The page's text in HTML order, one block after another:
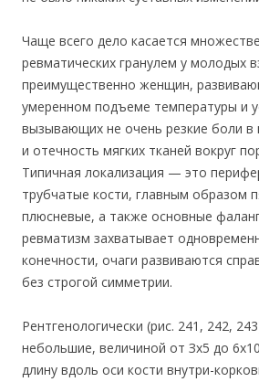
Чаще всего дело касается
ревматических гранулем у молодых
преимущественно женщин,
умеренном подъеме температуры и
вызывающих не очень резкие боли в
и отечность мягких тканей вокруг
Типичная локализация — это
трубчатые кости, главным образом
плюсневые, а также основные
ревматизм захватывает
конечности, очаги развиваются
без строгой симметрии.
Рентгенологически (рис. 241, 242,
небольшие, величиной от Зх5 до
длину вдоль оси кости внутри-